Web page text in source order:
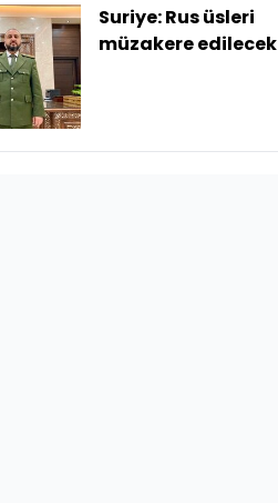
Suriye: Rus üsleri
müzakere edilecek